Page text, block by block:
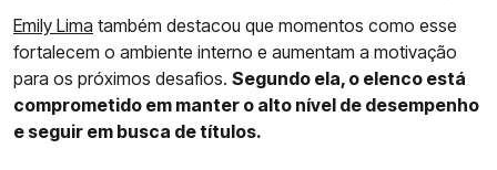
Emily Lima também destacou que momentos como esse
fortalecem o ambiente interno e aumentam a motivação
para os próximos desafios. Segundo ela, o elenco está
comprometido em manter o alto nível de desempenho
e seguir em busca de títulos.